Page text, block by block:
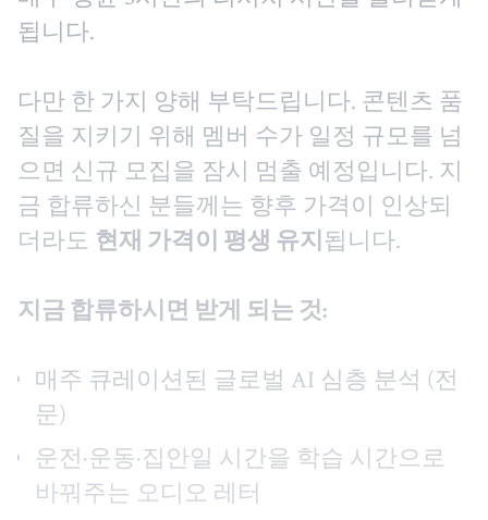
됩니다.
다만 한 가지 양해 부탁드립니다. 콘텐츠 품
질을 지키기 위해 멤버 수가 일정 규모를 넘
으면 신규 모집을 잠시 멈출 예정입니다. 지
금 합류하신 분들께는 향후 가격이 인상되
더라도 현재 가격이 평생 유지 됩니다.
지금 합류하시면 받게 되는 것:
매주 큐레이션된 글로벌 AI 심층 분석 (전
문)
운전·운동·집안일 시간을 학습 시간으로
바꿔주는 오디오 레터